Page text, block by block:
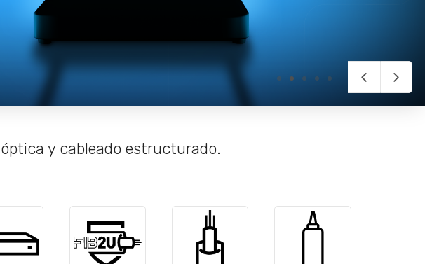
y cableado estructurado.